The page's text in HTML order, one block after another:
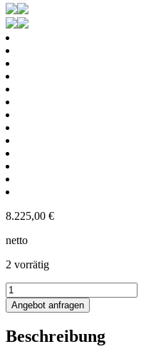
8.225,00 €
netto
2 vorrätig
1748L
Edelstahl
Rührwerksbehälter
Becherrührwerk
Angebot anfragen
Beschreibung